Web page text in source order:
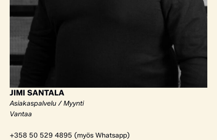
JIMI SANTALA
Asiakaspalvelu / Myynti
Vantaa
+358 50 529 4895 (myös Whatsapp)